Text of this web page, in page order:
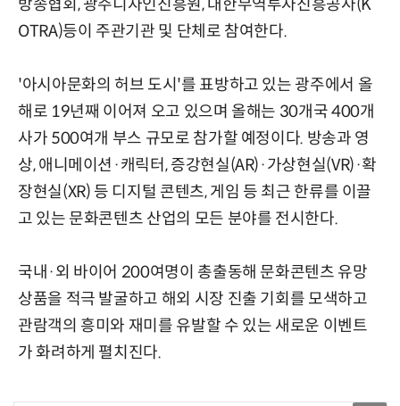
방송협회, 광주디자인진흥원, 대한무역투자진흥공사(K
OTRA)등이 주관기관 및 단체로 참여한다.
'아시아문화의 허브 도시'를 표방하고 있는 광주에서 올
해로 19년째 이어져 오고 있으며 올해는 30개국 400개
사가 500여개 부스 규모로 참가할 예정이다. 방송과 영
상, 애니메이션·캐릭터, 증강현실(AR)·가상현실(VR)·확
장현실(XR) 등 디지털 콘텐츠, 게임 등 최근 한류를 이끌
고 있는 문화콘텐츠 산업의 모든 분야를 전시한다.
국내·외 바이어 200여명이 총출동해 문화콘텐츠 유망
상품을 적극 발굴하고 해외 시장 진출 기회를 모색하고
관람객의 흥미와 재미를 유발할 수 있는 새로운 이벤트
가 화려하게 펼치진다.